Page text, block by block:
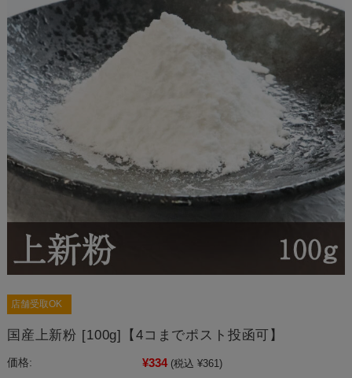
店舗受取OK
国産上新粉 [100g]【4コまでポスト投函可】
価格: ¥334 (税込 ¥361)